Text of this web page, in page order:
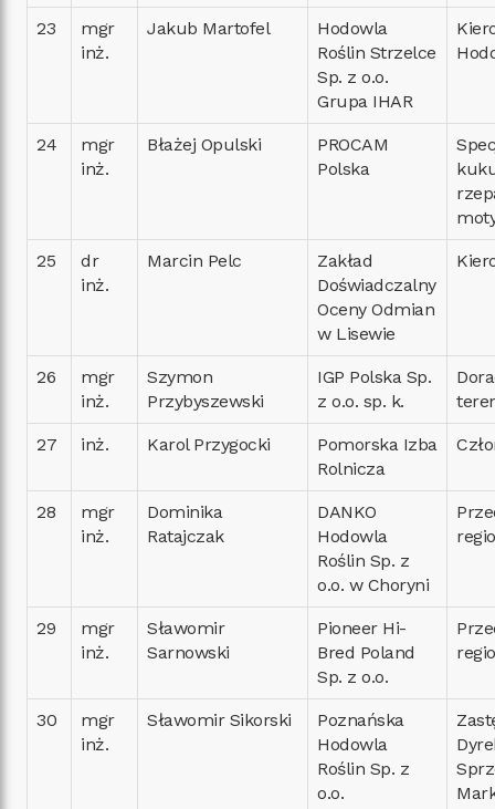
23
mgr
inż.
Jakub Martofel
Hodowla
Roślin Strzelce
Sp. z o.o.
Grupa IHAR
24
mgr
inż.
Błażej Opulski
PROCAM
Polska
25
dr
inż.
Marcin Pelc
Zakład
Doświadczalny
Oceny Odmian
w Lisewie
26
mgr
inż.
Szymon
Przybyszewski
IGP Polska Sp.
z o.o. sp. k.
27 inż. Karol Przygocki
Pomorska Izba
Rolnicza
28
mgr
inż.
Dominika
Ratajczak
DANKO
Hodowla
Roślin Sp. z
o.o. w Choryni
29
mgr
inż.
Sławomir
Sarnowski
Pioneer Hi-
Bred Poland
Sp. z o.o.
30
mgr
inż.
Sławomir Sikorski
Poznańska
Hodowla
Roślin Sp. z
o.o.